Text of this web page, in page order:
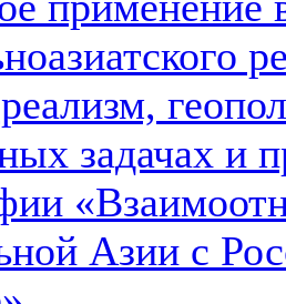
задачах и
Азии с